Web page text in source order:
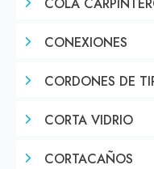
COLA
CONEXIONES
CORDONES DE
CORTA VIDRIO
CORTACAÑOS